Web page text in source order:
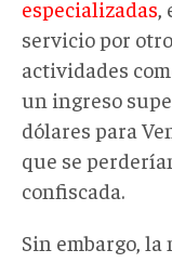
especializadas
servicio por
actividades
un ingreso
dólares para
que se
confiscada.
Sin embargo, la